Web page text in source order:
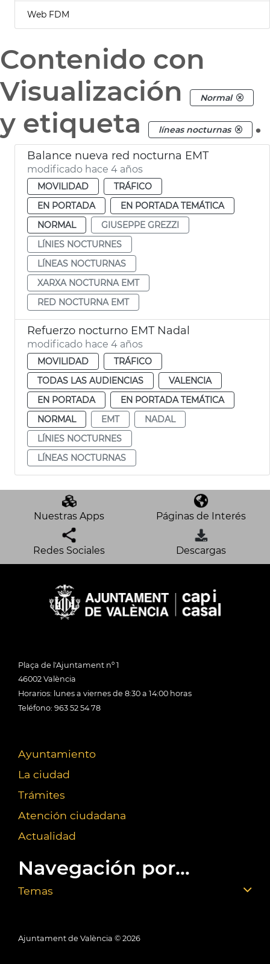
Web FDM
Contenido con
Visualización
Normal
y etiqueta líneas nocturnas .
Balance nueva red nocturna EMT
modificado hace 4 años
MOVILIDAD
TRÁFICO
EN PORTADA
EN PORTADA TEMÁTICA
NORMAL
GIUSEPPE GREZZI
LÍNIES NOCTURNES
LÍNEAS NOCTURNAS
XARXA NOCTURNA EMT
RED NOCTURNA EMT
Refuerzo nocturno EMT Nadal
modificado hace 4 años
MOVILIDAD
TRÁFICO
TODAS LAS AUDIENCIAS
VALENCIA
EN PORTADA
EN PORTADA TEMÁTICA
NORMAL
EMT
NADAL
LÍNIES NOCTURNES
LÍNEAS NOCTURNAS
Nuestras Apps Páginas de Interés
Redes Sociales Descargas
Plaça de l'Ajuntament nº 1
46002 València
Horarios: lunes a viernes de 8:30 a 14:00 horas
Teléfono: 963 52 54 78
Ayuntamiento
La ciudad
Trámites
Atención ciudadana
Actualidad
Navegación por...
Temas
Ajuntament de València © 2026